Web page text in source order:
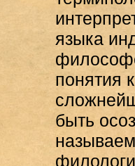
языка
понятия
быть